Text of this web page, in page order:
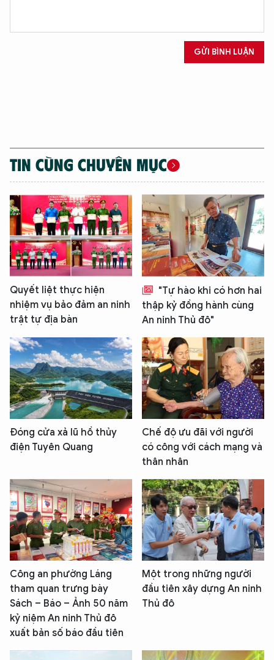
GỬI BÌNH LUẬN
TIN CÙNG CHUYÊN MỤC
Quyết liệt thực hiện
nhiệm vụ bảo đảm an ninh
trật tự địa bàn
"Tự hào khi có hơn hai
thập kỷ đồng hành cùng
An ninh Thủ đô"
Đóng cửa xả lũ hồ thủy
điện Tuyên Quang
Chế độ ưu đãi với người
có công với cách mạng và
thân nhân
Công an phường Láng
tham quan trưng bày
Sách – Báo – Ảnh 50 năm
kỷ niệm An ninh Thủ đô
xuất bản số báo đầu tiên
Một trong những người
đầu tiên xây dựng An ninh
Thủ đô